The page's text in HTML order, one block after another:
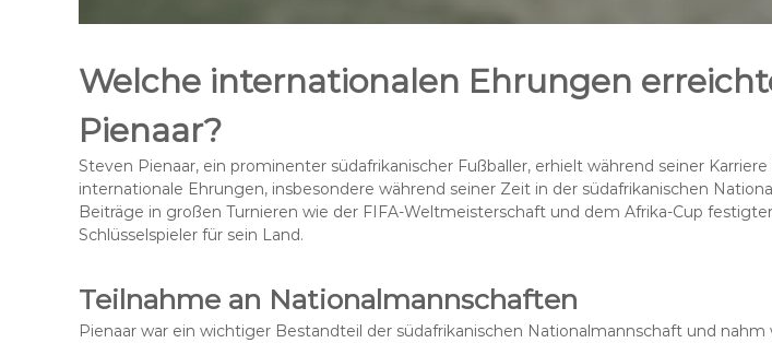
Welche internationalen Ehrungen
Pienaar?
Steven Pienaar, ein prominenter südafrikanischer Fußballer, erhielt während seiner
internationale Ehrungen, insbesondere während seiner Zeit in der südafrikanischen
Beiträge in großen Turnieren wie der FIFA-Weltmeisterschaft und dem Afrika-Cup
Schlüsselspieler für sein Land.
Teilnahme an Nationalmannschaften
Pienaar war ein wichtiger Bestandteil der südafrikanischen Nationalmannschaft und nahm